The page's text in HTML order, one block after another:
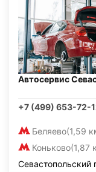
Автосервис
+7 (499) 653-72-
Беляево(1,59
Коньково(1,87
Севастопольский